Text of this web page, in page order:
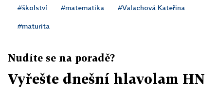
#školství #matematika #Valachová Kateřina
#maturita
Nudíte se na poradě?
Vyřešte dnešní hlavolam HN